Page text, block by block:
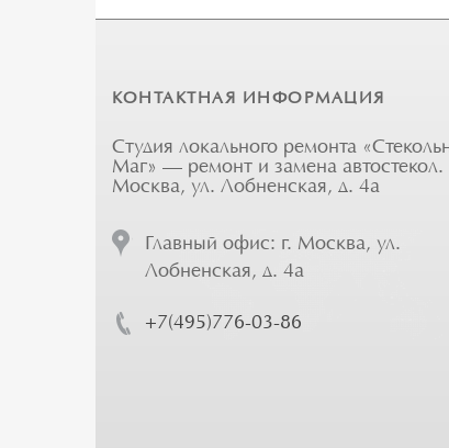
КОНТАКТНАЯ ИНФОРМАЦИЯ
Студия локального ремонта
Маг» — ремонт и замена автостекол.
Москва, ул. Лобненская, д. 4а
Главный офис: г. Москва, ул.
Лобненская, д. 4а
+7(495)776-03-86